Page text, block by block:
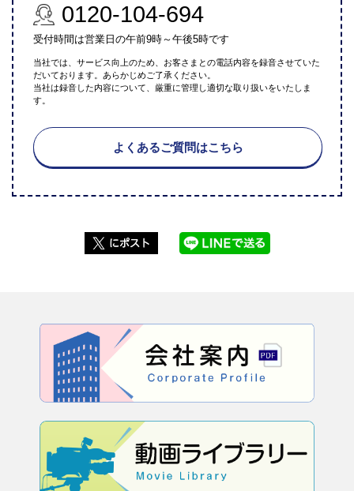
0120-104-694
受付時間は営業日の午前9時～午後5時です
当社では、サービス向上のため、お客さまとの電話内容を録音させていた
だいております。あらかじめご了承ください。
当社は録音した内容について、厳重に管理し適切な取り扱いをいたしま
す。
よくあるご質問はこちら